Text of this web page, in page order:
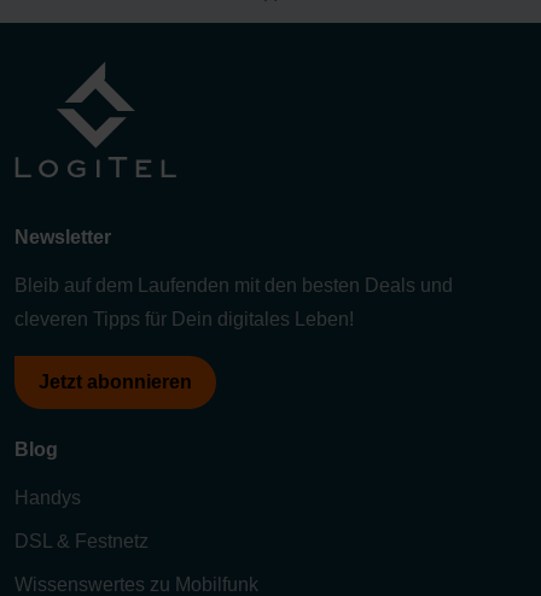
Newsletter
Bleib auf dem Laufenden mit den besten Deals und
cleveren Tipps für Dein digitales Leben!
Jetzt abonnieren
Blog
Handys
DSL & Festnetz
Wissenswertes zu Mobilfunk